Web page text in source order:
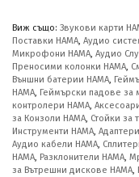
Виж също: Звукови карти
Поставки HAMA, Аудио
Микрофони HAMA, Аудио
Преносими колонки HAMA,
Външни батерии HAMA,
HAMA, Геймърски падове за
контролери HAMA,
за Конзоли HAMA, Стойки за
Инструменти HAMA,
Аудио кабели HAMA,
HAMA, Разклонители HAMA,
за Вътрешни дискове HAMA,